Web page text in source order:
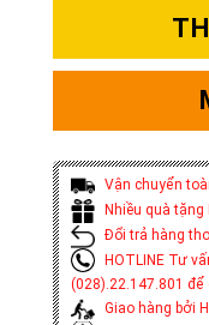
Vận chuyển
Nhiều quà
Đổi trả hàng
HOTLINE Tư
(028).22.147.801
Giao hàng bởi